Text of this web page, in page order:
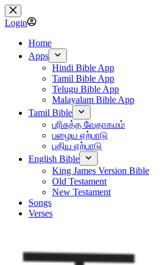
Skip
to
content
Login
Home
Apps
Hindi Bible App
Tamil Bible App
Telugu Bible App
Malayalam Bible App
Tamil Bible
பரிசுத்த வேதாகமம்
பழைய ஏற்பாடு
புதிய ஏற்பாடு
English Bible
King James Version Bible
Old Testament
New Testament
Songs
Verses